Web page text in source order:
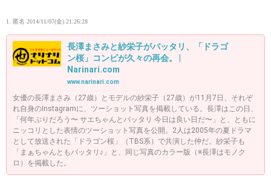
1. 匿名 2014/11/07(金) 21:26:28
長澤まさみと紗栄子がバッタリ、「ドラゴ
ン桜」コンビが久々の再会。 |
Narinari.com
www.narinari.com
女優の長澤まさみ（27歳）とモデルの紗栄子（27歳）が11月7日、それぞ
れ自身のInstagramに、ツーショット写真を掲載している。長澤はこの日、
「何年ぶりだろう〜 サエちゃんとバッタリ 今日は良い日だ〜」と、ともに
ニッコリとした表情のツーショット写真を公開。2人は2005年の夏ドラマ
として放送された「ドラゴン桜」（TBS系）で共演した仲だ。紗栄子も
「まぁちゃんともバッタリ♪」と、同じ写真のカラー版（※長澤はモノク
ロ）を掲載した。